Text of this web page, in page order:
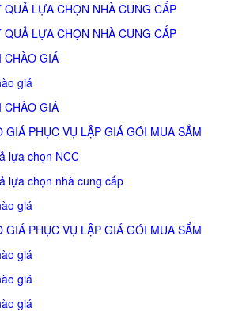
LỰA CHỌN NHÀ CUNG CẤP
LỰA CHỌN NHÀ CUNG CẤP
CHÀO GIÁ
giá
CHÀO GIÁ
GIÁ PHỤC VỤ LẬP GIÁ GÓI MUA SẮM
lựa chọn NCC
lựa chọn nhà cung cấp
giá
GIÁ PHỤC VỤ LẬP GIÁ GÓI MUA SẮM
giá
giá
giá